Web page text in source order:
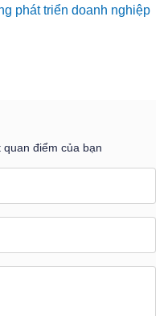
phát triển doanh nghiệp
điểm của bạn